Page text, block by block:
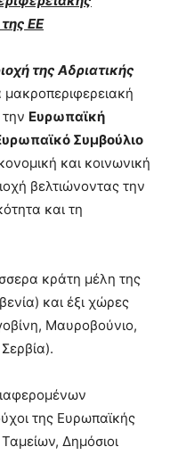
ΕΕ
της Αδριατικής
μακροπεριφερειακή
Ευρωπαϊκή
Συμβούλιο
και κοινωνική
βελτιώνοντας την
και τη
κράτη μέλη της
και έξι χώρες
Μαυροβούνιο,
της Ευρωπαϊκής
Δημόσιοι